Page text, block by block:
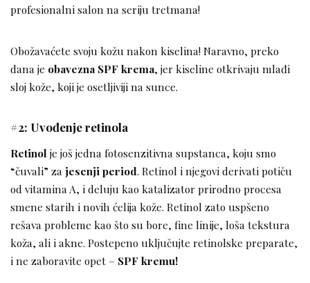
profesionalni salon na seriju tretmana!
Obožavaćete svoju kožu nakon kiselina! Naravno, preko
dana je obavezna SPF krema, jer kiseline otkrivaju mlađi
sloj kože, koji je osetljiviji na sunce.
#2: Uvođenje retinola
Retinol je još jedna fotosenzitivna supstanca, koju smo
“čuvali” za jesenji period. Retinol i njegovi derivati potiču
od vitamina A, i deluju kao katalizator prirodno procesa
smene starih i novih ćelija kože. Retinol zato uspšeno
rešava probleme kao što su bore, fine linije, loša tekstura
koža, ali i akne. Postepeno uključujte retinolske preparate,
i ne zaboravite opet – SPF kremu!